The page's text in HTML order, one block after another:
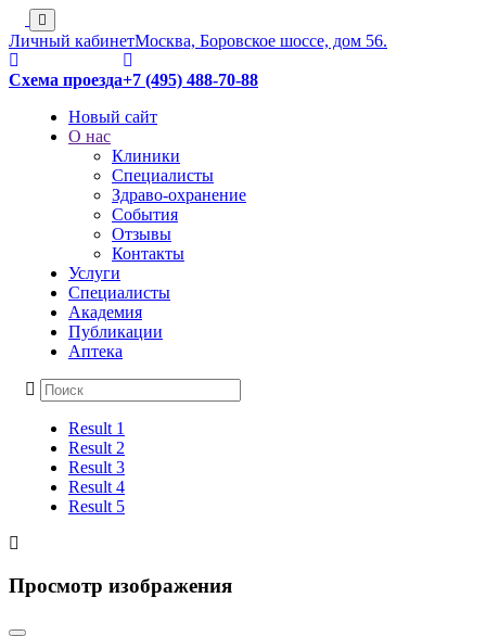
Личный кабинетМосква, Боровское шоссе, дом 56.
Схема проезда+7 (495) 488-70-88
Новый сайт
О нас
Клиники
Специалисты
Здраво-охранение
События
Отзывы
Контакты
Услуги
Специалисты
Академия
Публикации
Аптека
Result 1
Result 2
Result 3
Result 4
Result 5
Просмотр изображения